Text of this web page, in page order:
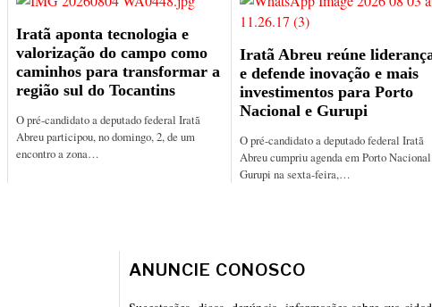
Iratã aponta tecnologia e
valorização do campo como
caminhos para transformar a
região sul do Tocantins
O pré-candidato a deputado federal Iratã
Abreu participou, no domingo, 2, de um
encontro a zona…
Iratã Abreu reúne
e defende inovação e mais
investimentos para Porto
Nacional e Gurupi
O pré-candidato a deputado federal Iratã
Abreu cumpriu agenda em Porto
Gurupi na sexta-feira,…
ANUNCIE CONOSCO